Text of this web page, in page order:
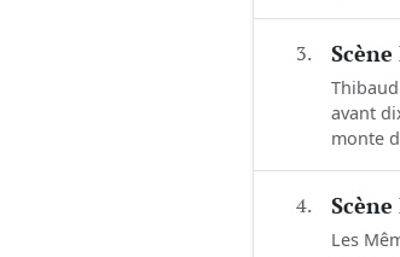
3.
avant
monte
4.
Les